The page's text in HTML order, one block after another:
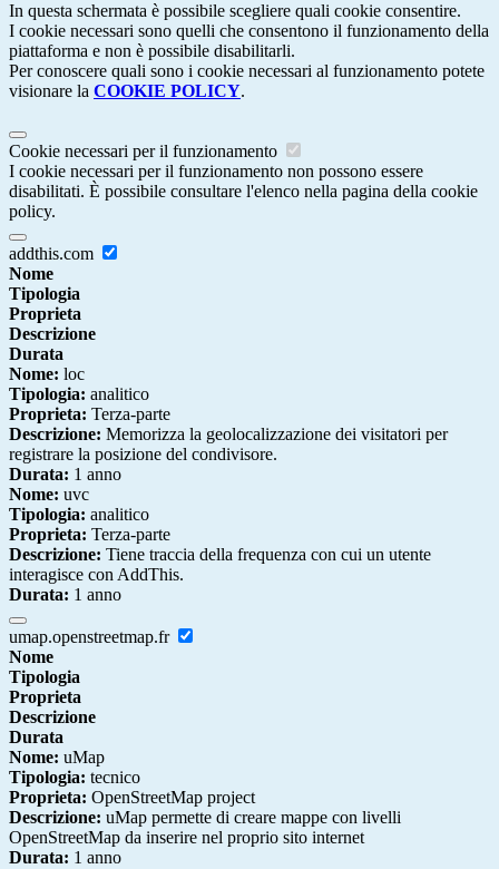
In questa schermata è possibile scegliere quali cookie consentire.
I cookie necessari sono quelli che consentono il funzionamento della
piattaforma e non è possibile disabilitarli.
Per conoscere quali sono i cookie necessari al funzionamento potete
visionare la COOKIE POLICY.
Cookie necessari per il funzionamento
I cookie necessari per il funzionamento non possono essere
disabilitati. È possibile consultare l'elenco nella pagina della cookie
policy.
addthis.com
Nome
Tipologia
Proprieta
Descrizione
Durata
Nome: loc
Tipologia: analitico
Proprieta: Terza-parte
Descrizione: Memorizza la geolocalizzazione dei visitatori per
registrare la posizione del condivisore.
Durata: 1 anno
Nome: uvc
Tipologia: analitico
Proprieta: Terza-parte
Descrizione: Tiene traccia della frequenza con cui un utente
interagisce con AddThis.
Durata: 1 anno
umap.openstreetmap.fr
Nome
Tipologia
Proprieta
Descrizione
Durata
Nome: uMap
Tipologia: tecnico
Proprieta: OpenStreetMap project
Descrizione: uMap permette di creare mappe con livelli
OpenStreetMap da inserire nel proprio sito internet
Durata: 1 anno